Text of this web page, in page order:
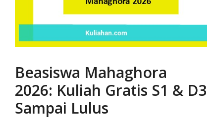
Beasiswa Mahaghora
2026: Kuliah Gratis S1 & D3
Sampai Lulus